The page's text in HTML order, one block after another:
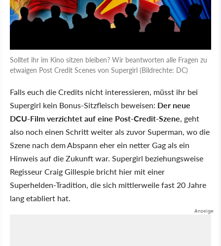
Solltet ihr im Kino sitzen bleiben? Wir beantworten alle Fragen zu
etwaigen Post Credit Scenes von Supergirl (Bildrechte: DC)
Falls euch die Credits nicht interessieren, müsst ihr bei
Supergirl kein Bonus-Sitzfleisch beweisen: Der neue
DCU-Film verzichtet auf eine Post-Credit-Szene, geht
also noch einen Schritt weiter als zuvor Superman, wo die
Szene nach dem Abspann eher ein netter Gag als ein
Hinweis auf die Zukunft war. Supergirl beziehungsweise
Regisseur Craig Gillespie bricht hier mit einer
Superhelden-Tradition, die sich mittlerweile fast 20 Jahre
lang etabliert hat.